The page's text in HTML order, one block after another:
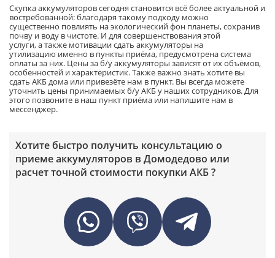
Скупка аккумуляторов сегодня становится всё более актуальной и
востребованной: благодаря такому подходу можно
существенно повлиять на экологический фон планеты, сохранив
почву и воду в чистоте. И для совершенствования этой
услуги,атакже мотивациисдать аккумуляторы на
утилизацию именно в пункты приёма, предусмотрена система
оплаты за них. Цены за б/у аккумуляторы зависят от их объёмов,
особенностей и характеристик.Также важно знать хотите вы
сдать АКБ дома или привезёте нам в пункт. Вы всегда можете
уточнить цены принимаемыхб/у АКБу наших сотрудников. Для
этого позвоните в наш пункт приёма или напишите нам в
мессенджер.
Хотите быстро получить консультацию о
приеме аккумуляторов в Домодедово или
расчет точной стоимости покупки АКБ ?